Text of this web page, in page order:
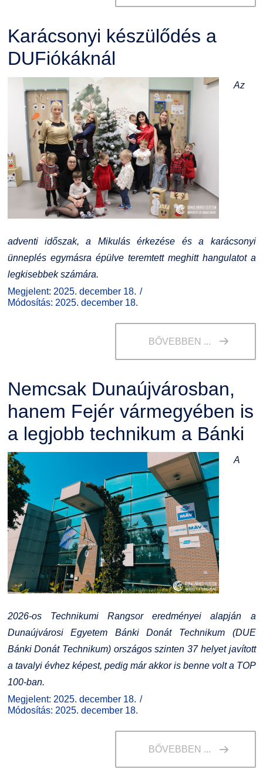
Karácsonyi készülődés a
DUFiókáknál
Az
adventi időszak, a Mikulás érkezése és a karácsonyi
ünneplés egymásra épülve teremtett meghitt hangulatot a
legkisebbek számára.
Megjelent: 2025. december 18.
Módosítás: 2025. december 18.
BŐVEBBEN ...
Nemcsak Dunaújvárosban,
hanem Fejér vármegyében is
a legjobb technikum a Bánki
A
2026-os Technikumi Rangsor eredményei alapján a
Dunaújvárosi Egyetem Bánki Donát Technikum (DUE
Bánki Donát Technikum) országos szinten 37 helyet javított
a tavalyi évhez képest, pedig már akkor is benne volt a TOP
100-ban.
Megjelent: 2025. december 18.
Módosítás: 2025. december 18.
BŐVEBBEN ...